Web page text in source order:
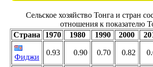
Сельское хозяйство Тонга и стран
отношения к показателю
Страна
1970 1980 1990 2000
Фиджи
0.93 0.90 0.70 0.82